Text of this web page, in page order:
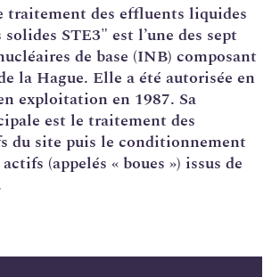
traitement des effluents liquides
STE3" est l’une des sept
de base (INB) composant
la Hague. Elle a été autorisée en
exploitation en 1987. Sa
est le traitement des
du site puis le conditionnement
(appelés « boues ») issus de